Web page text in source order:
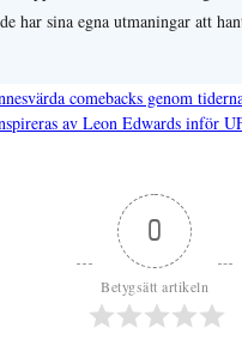
har sina egna utmaningar att
comebacks genom
av Leon Edwards inför
0
Betygsätt artikeln